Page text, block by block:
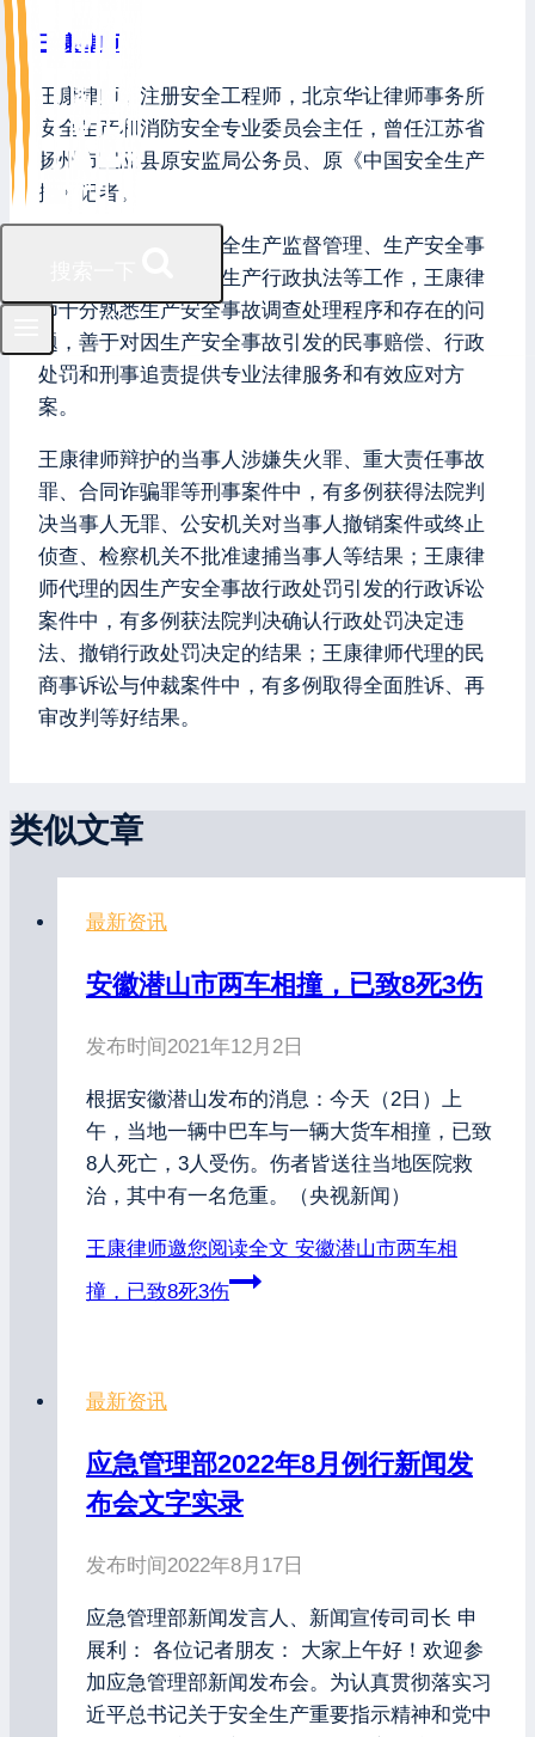
王康律师
王康律师，注册安全工程师，北京华让律师事务所
安全生产和消防安全专业委员会主任，曾任江苏省
扬州市宝应县原安监局公务员、原《中国安全生产
报》记者。
因曾在安监局负责安全生产监督管理、生产安全事
故调查和处理、安全生产行政执法等工作，王康律
师十分熟悉生产安全事故调查处理程序和存在的问
题，善于对因生产安全事故引发的民事赔偿、行政
处罚和刑事追责提供专业法律服务和有效应对方
案。
王康律师辩护的当事人涉嫌失火罪、重大责任事故
罪、合同诈骗罪等刑事案件中，有多例获得法院判
决当事人无罪、公安机关对当事人撤销案件或终止
侦查、检察机关不批准逮捕当事人等结果；王康律
师代理的因生产安全事故行政处罚引发的行政诉讼
案件中，有多例获法院判决确认行政处罚决定违
法、撤销行政处罚决定的结果；王康律师代理的民
商事诉讼与仲裁案件中，有多例取得全面胜诉、再
审改判等好结果。
类似文章
最新资讯
安徽潜山市两车相撞，已致8死3伤
发布时间2021年12月2日
根据安徽潜山发布的消息：今天（2日）上
午，当地一辆中巴车与一辆大货车相撞，已致
8人死亡，3人受伤。伤者皆送往当地医院救
治，其中有一名危重。（央视新闻）
王康律师邀您阅读全文 安徽潜山市两车相
撞，已致8死3伤
最新资讯
应急管理部2022年8月例行新闻发
布会文字实录
发布时间2022年8月17日
应急管理部新闻发言人、新闻宣传司司长 申
展利： 各位记者朋友： 大家上午好！欢迎参
加应急管理部新闻发布会。为认真贯彻落实习
近平总书记关于安全生产重要指示精神和党中